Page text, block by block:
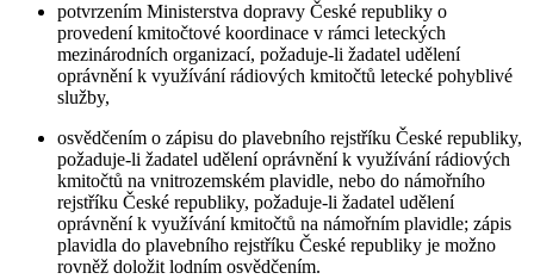
potvrzením Ministerstva dopravy České republiky o
provedení kmitočtové koordinace v rámci leteckých
mezinárodních organizací, požaduje-li žadatel udělení
oprávnění k využívání rádiových kmitočtů letecké pohyblivé
služby,
osvědčením o zápisu do plavebního rejstříku České republiky,
požaduje-li žadatel udělení oprávnění k využívání rádiových
kmitočtů na vnitrozemském plavidle, nebo do námořního
rejstříku České republiky, požaduje-li žadatel udělení
oprávnění k využívání kmitočtů na námořním plavidle; zápis
plavidla do plavebního rejstříku České republiky je možno
rovněž doložit lodním osvědčením.